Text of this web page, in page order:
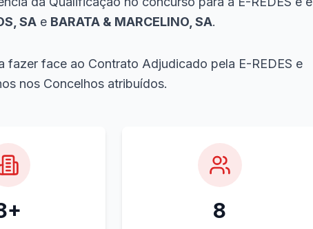
SA e BARATA & MARCELINO, SA.
face ao Contrato Adjudicado pela E-REDES e
nos Concelhos atribuídos.
8